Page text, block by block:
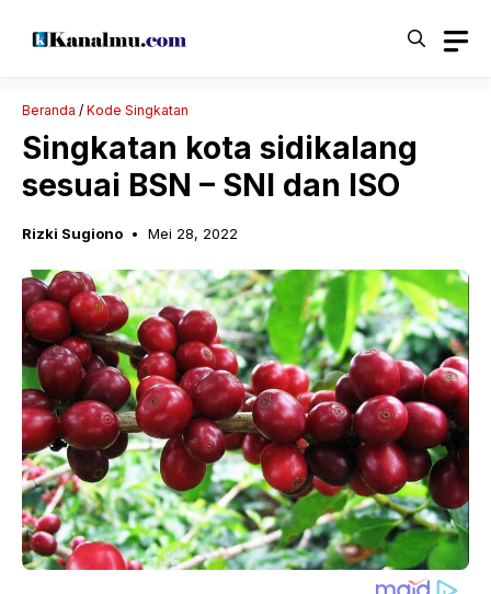
Beranda / Kode Singkatan
Singkatan kota sidikalang
sesuai BSN – SNI dan ISO
Rizki Sugiono Mei 28, 2022